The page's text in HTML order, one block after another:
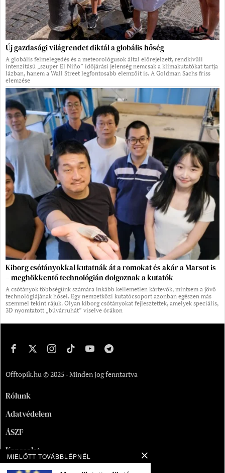
Új gazdasági világrendet diktál a globális hőség
A globális felmelegedés és a meteorológusok által előrejelzett, rendkívüli
intenzitású „szuper El Niño” időjárási jelenség nemcsak a klímakutatókat tartja
lázban, hanem a Wall Street legfontosabb elemzőit is. A Goldman Sachs friss
elemzése
Kiborg csótányokkal kutatnák át a romokat és akár a Marsot is
– meghökkentő technológián dolgoznak a kutatók
A csótányok többségünk számára inkább kellemetlen kártevők, mintsem a jövő
technológiájának hősei. Egy nemzetközi kutatócsoport azonban egészen más
szemmel tekint rájuk. Olyan kiborg csótányokat fejlesztettek, amelyek speciális,
3D nyomtatott „búvárruhát” viselve órákon
Offtopik.hu © 2025 - Minden jog fenntartva
Rólunk
Adatvédelem
ÁSZF
Kapcsolat
MIELŐTT TOVÁBBLÉPNÉL